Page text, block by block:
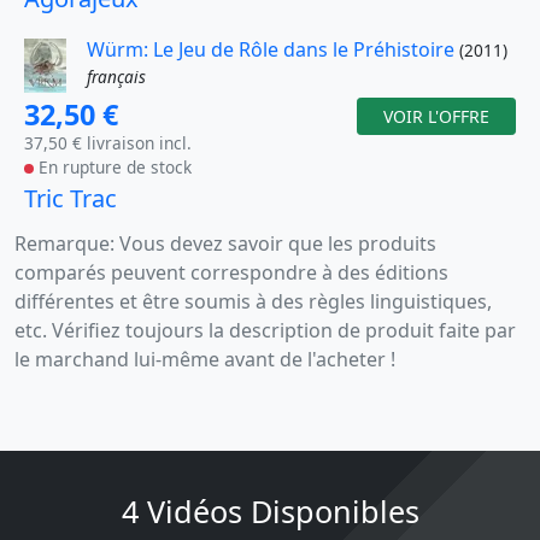
Würm: Le Jeu de Rôle dans le Préhistoire (2011)
français
32,50 €
37,50 € livraison incl.
En rupture de stock
VOIR L'OFFRE
Tric Trac
Remarque: Vous devez savoir que les produits
comparés peuvent correspondre à des éditions
différentes et être soumis à des règles linguistiques,
etc. Vérifiez toujours la description de produit faite par
le marchand lui-même avant de l'acheter !
4 Vidéos Disponibles